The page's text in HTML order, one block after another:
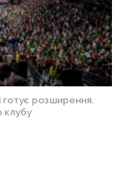
готує розширення.
клубу